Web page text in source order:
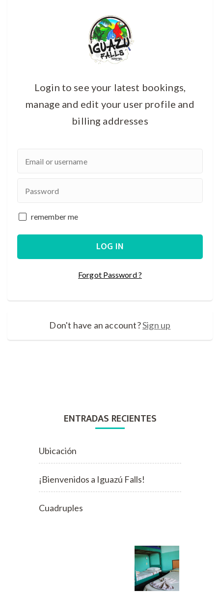
Login to see your latest bookings,
manage and edit your user profile and
billing addresses
remember me
Forgot Password ?
Don't have an account?Sign up
ENTRADAS RECIENTES
Ubicación
¡Bienvenidos a Iguazú Falls!
Cuadruples